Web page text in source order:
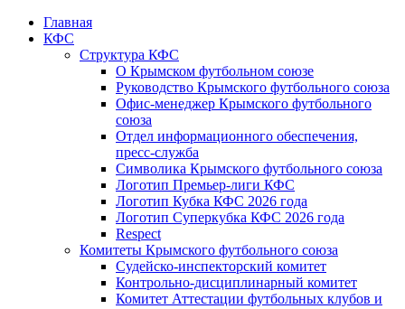
Главная
КФС
Структура КФС
О Крымском футбольном союзе
Руководство Крымского футбольного союза
Офис-менеджер Крымского футбольного
союза
Отдел информационного обеспечения,
пресс-служба
Символика Крымского футбольного союза
Логотип Премьер-лиги КФС
Логотип Кубка КФС 2026 года
Логотип Суперкубка КФС 2026 года
Respect
Комитеты Крымского футбольного союза
Судейско-инспекторский комитет
Контрольно-дисциплинарный комитет
Комитет Аттестации футбольных клубов и